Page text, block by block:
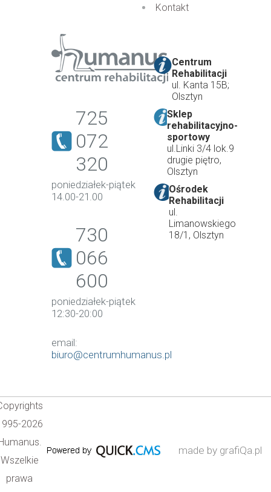
Kontakt
725
072
320
poniedziałek-piątek
14.00-21.00
730
066
600
poniedziałek-piątek
12:30-20:00
email:
biuro@centrumhumanus.pl
Centrum
Rehabilitacji
ul. Kanta 15B;
Olsztyn
Sklep
rehabilitacyjno-
sportowy
ul.Linki 3/4 lok.9
drugie piętro,
Olsztyn
Ośrodek
Rehabilitacji
ul.
Limanowskiego
18/1, Olsztyn
2026
Wszelkie
prawa
made by grafiQa.pl